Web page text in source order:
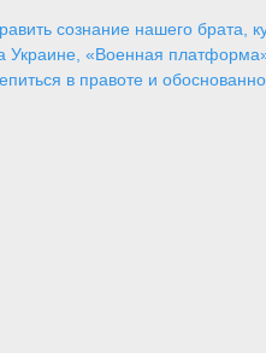
сознание нашего брата,
«Военная
в правоте и